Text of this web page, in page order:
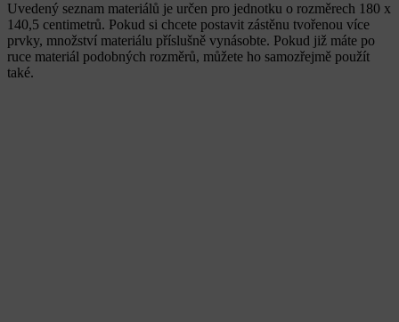
Uvedený seznam materiálů je určen pro jednotku o rozměrech 180 x
140,5 centimetrů. Pokud si chcete postavit zástěnu tvořenou více
prvky, množství materiálu příslušně vynásobte. Pokud již máte po
ruce materiál podobných rozměrů, můžete ho samozřejmě použít
také.